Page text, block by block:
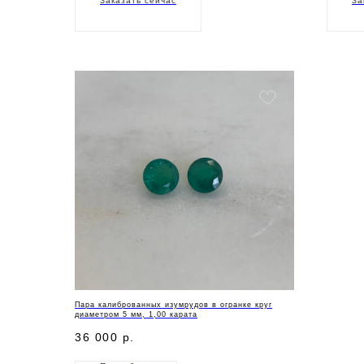
Пара калиброванных изумрудов в огранке круг
диаметром 5 мм, 1,00 карата
36 000 р.